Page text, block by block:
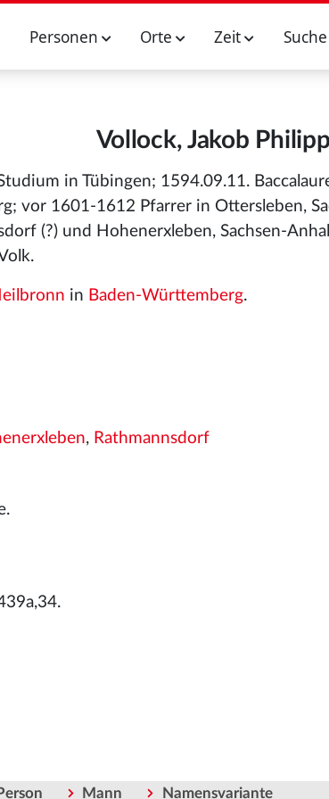
Personen Orte Zeit Suche
Vollock, Jakob Philipp
in Tübingen; 1594.09.11.
vor 1601-1612 Pfarrer in Ottersleben,
(?) und Hohenerxleben, Sachsen-
in Baden-Württemberg.
, Rathmannsdorf
Mann Namensvariante